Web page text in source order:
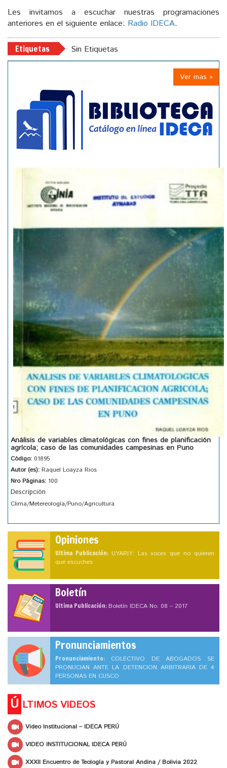
Les invitamos a escuchar nuestras programaciones
anteriores en el siguiente enlace: Radio IDECA.
Etiquetas Sin Etiquetas
Ver mas »
Análisis de variables climatológicas con fines de planificación
agrícola; caso de las comunidades campesinas en Puno
Código: 01895
Autor (es): Raquel Loayza Rios
Nro Páginas: 100
Descripción
Clima/Metereología/Puno/Agricultura
Opiniones
Ultima Publicación: UYARIY: Las voces que no quieren
que escuches
Boletín
Ultima Publicación:Boletín IDECA No. 08 – 2017
Pronunciamientos
Pronunciamiento: COLECTIVO DE ABOGADOS SE
PRONUCIAN ANTE LA DETENCION ARBITRARIA DE 4
PERSONAS EN CUSCO
Ú LTIMOS VIDEOS
Video Institucional – IDECA PERÚ
VIDEO INSTITUCIONAL IDECA PERÚ
XXXII Encuentro de Teología y Pastoral Andina / Bolivia 2022